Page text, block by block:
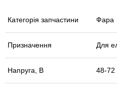
Категорія запчастини Фара
Призначення Для
Напруга, В 48-72